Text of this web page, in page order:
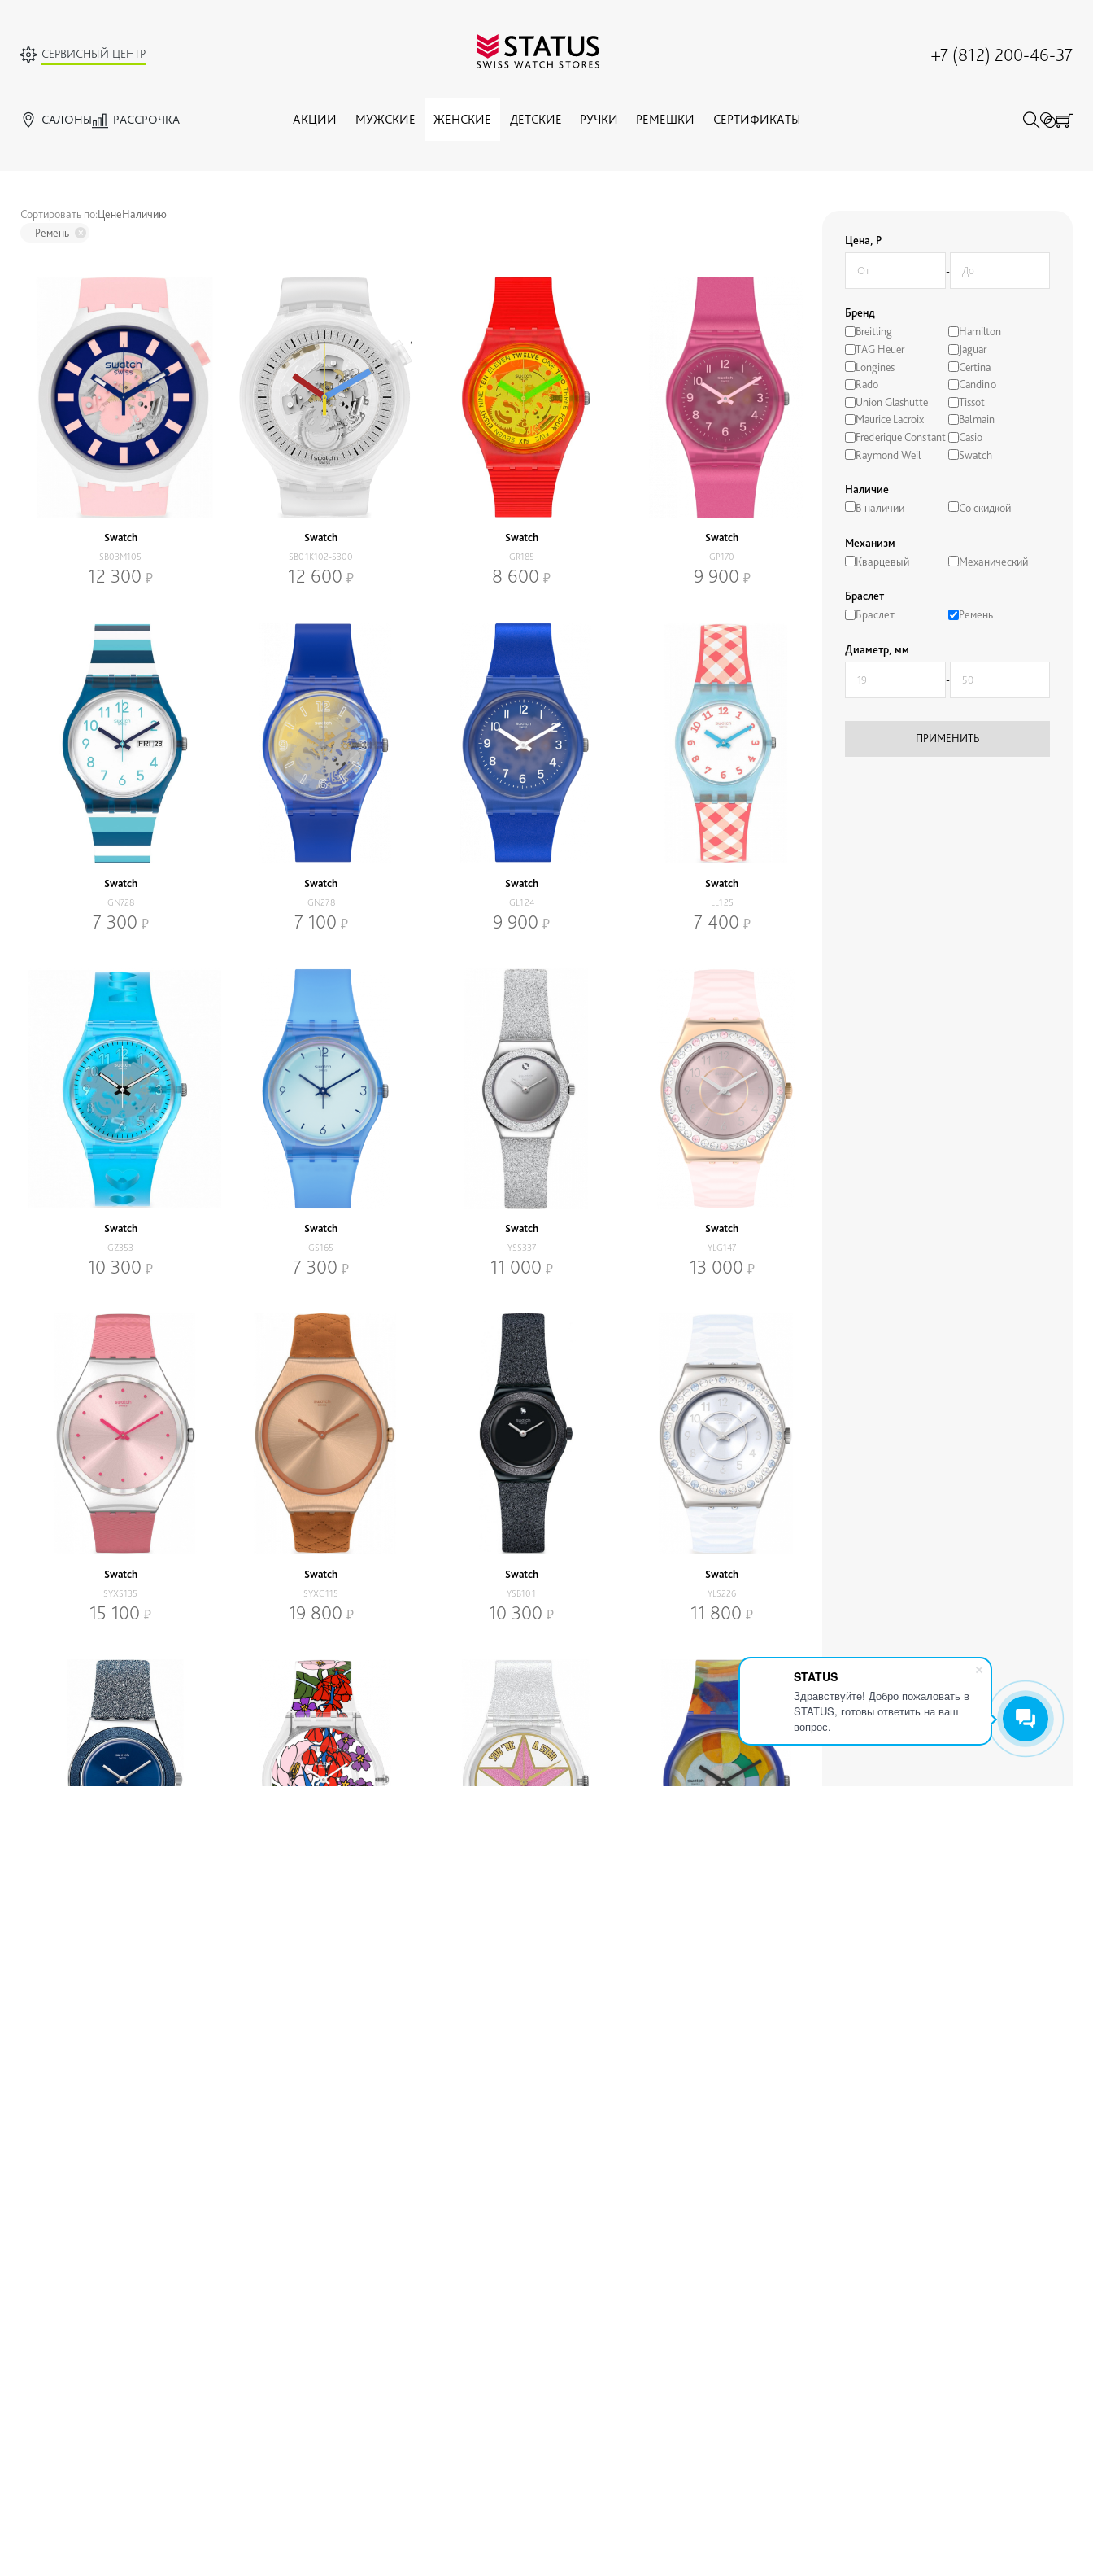
STATUS
Здравствуйте! Добро пожаловать в
STATUS, готовы ответить на ваш
вопрос.
СЕРВИСНЫЙ ЦЕНТР +7 (812) 200-46-37
САЛОНЫ РАССРОЧКА АКЦИИ МУЖСКИЕ ЖЕНСКИЕ ДЕТСКИЕ РУЧКИ РЕМЕШКИ СЕРТИФИКАТЫ
Цена, Р
-
Бренд
Breitling
TAG Heuer
Longines
Rado
Union Glashutte
Maurice Lacroix
Frederique Constant
Raymond Weil
Hamilton
Jaguar
Certina
Candino
Tissot
Balmain
Casio
Swatch
Наличие
В наличии
Со скидкой
Механизм
Кварцевый
Механический
Браслет
Браслет
Ремень
Диаметр, мм
-
Сортировать по:ЦенеНаличию
Ремень
Swatch
SB03M105
12 300
Swatch
SB01K102-5300
12 600
Swatch
GR185
8 600
Swatch
GP170
9 900
Swatch
GN728
7 300
Swatch
GN278
7 100
Swatch
GL124
9 900
Swatch
LL125
7 400
Swatch
GZ353
10 300
Swatch
GS165
7 300
Swatch
YSS337
11 000
Swatch
YLG147
13 000
Swatch
SYXS135
15 100
Swatch
SYXG115
19 800
Swatch
YSB101
10 300
Swatch
YLS226
11 800